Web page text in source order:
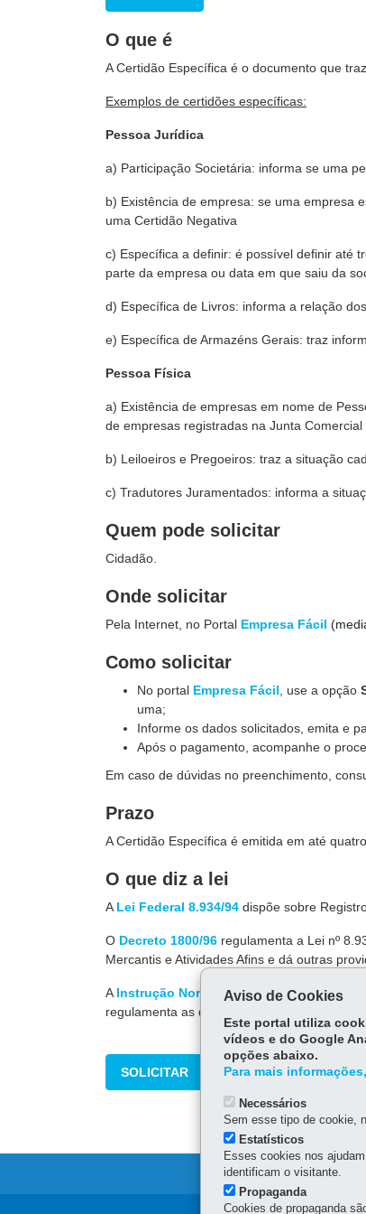
O que é
A Certidão Específica é o documento que
Exemplos de certidões específicas:
Pessoa Jurídica
a) Participação Societária: informa se uma
b) Existência de empresa: se uma empresa
uma Certidão Negativa
c) Específica a definir: é possível definir até
parte da empresa ou data em que saiu da
d) Específica de Livros: informa a relação
e) Específica de Armazéns Gerais: traz
Pessoa Física
a) Existência de empresas em nome de
de empresas registradas na Junta Comercial
b) Leiloeiros e Pregoeiros: traz a situação
c) Tradutores Juramentados: informa a
Quem pode solicitar
Cidadão.
Onde solicitar
Pela Internet, no Portal Empresa Fácil
Como solicitar
No portal Empresa Fácil , use a opção
uma;
Informe os dados solicitados, emita e
Após o pagamento, acompanhe o
Em caso de dúvidas no preenchimento,
Prazo
A Certidão Específica é emitida em até
O que diz a lei
A Lei Federal 8.934/94 dispõe sobre
O Decreto 1800/96 regulamenta a Lei nº
Mercantis e Atividades Afins e dá outras
A Instrução Normativa DREI nº 81/2020
regulamenta as disposições do Decreto nº
SOLICITAR
Aviso de Cookies
Este portal utiliza
vídeos e do Google
opções abaixo.
Para mais
Necessários
Sem esse tipo de cookie,
Estatísticos
Esses cookies nos
identificam o visitante.
Propaganda
Cookies de propaganda